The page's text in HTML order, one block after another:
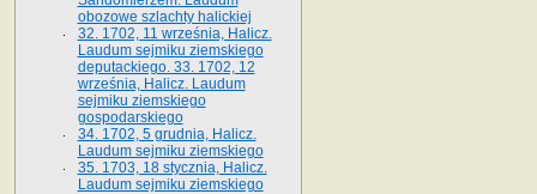
obozowe szlachty halickiej
32. 1702, 11 września, Halicz.
Laudum sejmiku ziemskiego
deputackiego. 33. 1702, 12
września, Halicz. Laudum
sejmiku ziemskiego
gospodarskiego
34. 1702, 5 grudnia, Halicz.
Laudum sejmiku ziemskiego
35. 1703, 18 stycznia, Halicz.
Laudum sejmiku ziemskiego